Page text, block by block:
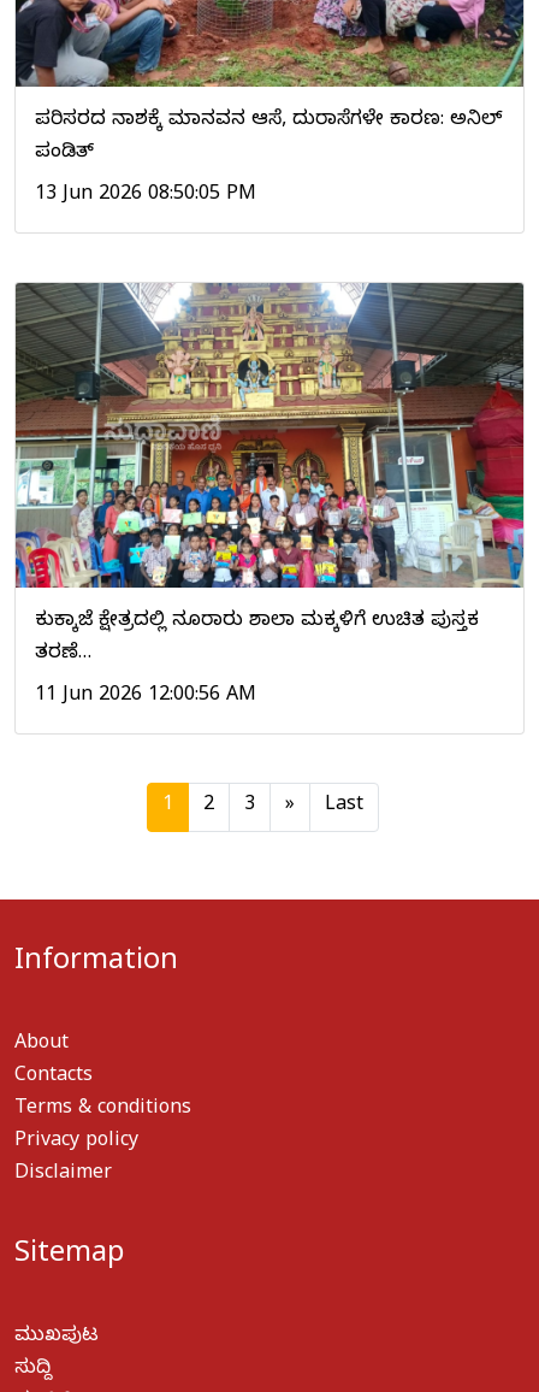
ಪರಿಸರದ ನಾಶಕ್ಕೆ ಮಾನವನ ಆಸೆ, ದುರಾಸೆಗಳೇ ಕಾರಣ: ಅನಿಲ್
ಪಂಡಿತ್
13 Jun 2026 08:50:05 PM
ಕುಕ್ಕಾಜೆ ಕ್ಷೇತ್ರದಲ್ಲಿ ನೂರಾರು ಶಾಲಾ ಮಕ್ಕಳಿಗೆ ಉಚಿತ ಪುಸ್ತಕ
ವಿತರಣೆ…
11 Jun 2026 12:00:56 AM
1 (current)
2 3 » Last
Information
About
Contacts
Terms & conditions
Privacy policy
Disclaimer
Sitemap
ಮುಖಪುಟ
ಸುದ್ದಿ